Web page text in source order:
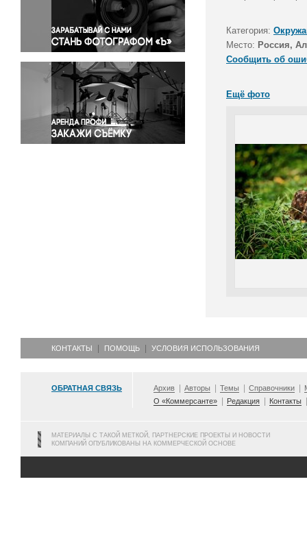
Правосудие
Происшествия и конфликты
Религия
Светская жизнь
Спорт
Экология
Экономика и бизнес
Категория:
Место: Россия,
Сообщить об
Ещё фото
КОНТАКТЫ ПОМОЩЬ УСЛОВИЯ ИСПОЛЬЗОВАНИЯ
ОБРАТНАЯ СВЯЗЬ Архив Авторы Темы Справочники
О «Коммерсанте»
Редакция Контакты
МАТЕРИАЛЫ С ТАКОЙ МЕТКОЙ, ПАРТНЕРСКИЕ ПРОЕКТЫ И НОВОСТИ
КОМПАНИЙ ОПУБЛИКОВАНЫ НА КОММЕРЧЕСКОЙ ОСНОВЕ